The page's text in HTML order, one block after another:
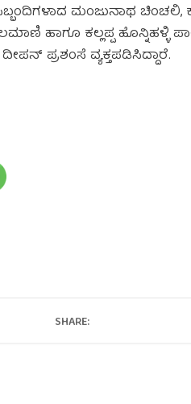
ಮಂಜುನಾಥ ಚಿಂಚಲಿ,
ಹಾಗೂ ಕಲ್ಲಪ್ಪ ಹೊನ್ನಿಹಳ್ಳಿ
ಪ್ರಶಂಸೆ ವ್ಯಕ್ತಪಡಿಸಿದ್ದಾರೆ.
SHARE: